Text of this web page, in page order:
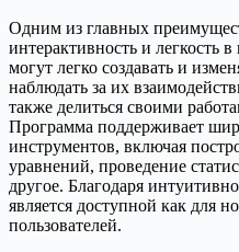
Одним из главных
интерактивность и легкость
могут легко создавать и
наблюдать за их
также делиться своими
Программа поддерживает
инструментов, включая
уравнений, проведение
другое. Благодаря
является доступной как для
пользователей.